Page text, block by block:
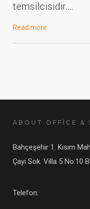
temsilcisidir….
Read more
ABOUT OFFİCE &
Bahçeşehir 1. Kısım
Çayı Sok. Villa 5 No:10
Telefon: